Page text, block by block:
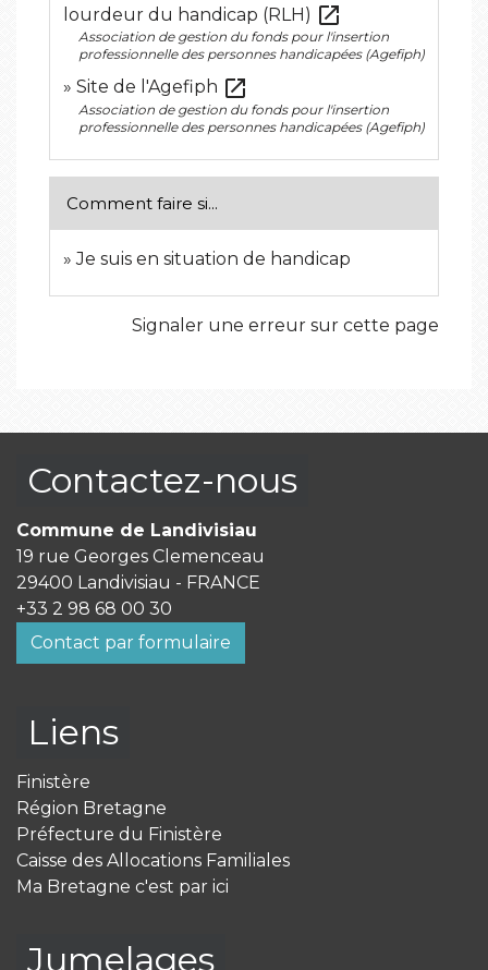
lourdeur du handicap (RLH) open_in_new
Association de gestion du fonds pour l'insertion
professionnelle des personnes handicapées (Agefiph)
Site de l'Agefiph open_in_new
Association de gestion du fonds pour l'insertion
professionnelle des personnes handicapées (Agefiph)
Comment faire si...
Je suis en situation de handicap
Signaler une erreur sur cette page
Contactez-nous
Commune de Landivisiau
19 rue Georges Clemenceau
29400 Landivisiau - FRANCE
+33 2 98 68 00 30
Contact par formulaire
Liens
Finistère
Région Bretagne
Préfecture du Finistère
Caisse des Allocations Familiales
Ma Bretagne c'est par ici
Jumelages